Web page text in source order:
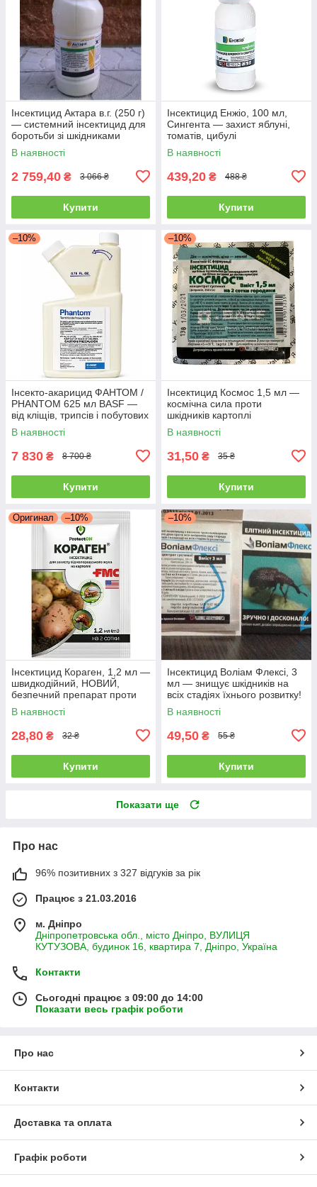
Інсектицид Актара в.г. (250 г)
— системний інсектицид для
боротьби зі шкідниками
овочів і саду
В наявності
2 759,40 ₴ 3 066 ₴
Купити
Інсектицид Енжіо, 100 мл,
Сингента — захист яблуні,
томатів, цибулі
В наявності
439,20 ₴ 488 ₴
Купити
–10%
Інсекто-акарицид ФАНТОМ /
PHANTOM 625 мл BASF —
від кліщів, трипсів і побутових
шкідників
В наявності
7 830 ₴ 8 700 ₴
Купити
–10%
Інсектицид Космос 1,5 мл —
космічна сила проти
шкідників картоплі
(колорадський жук, дрот, тля)
В наявності
31,50 ₴ 35 ₴
Купити
Оригинал –10%
Інсектицид Кораген, 1,2 мл —
швидкодійний, НОВИЙ,
безпечний препарат проти
плодорубки та коларадського
жука
В наявності
28,80 ₴ 32 ₴
Купити
–10%
Інсектицид Воліам Флексі, 3
мл — знищує шкідників на
всіх стадіях їхнього розвитку!
В наявності
49,50 ₴ 55 ₴
Купити
Показати ще
Про нас
96% позитивних з 327 відгуків за рік
Працює з 21.03.2016
м. Дніпро
Дніпропетровська обл., місто Дніпро, ВУЛИЦЯ
КУТУЗОВА, будинок 16, квартира 7, Дніпро, Україна
Контакти
Сьогодні працює з 09:00 до 14:00
Показати весь графік роботи
Про нас
Контакти
Доставка та оплата
Графік роботи